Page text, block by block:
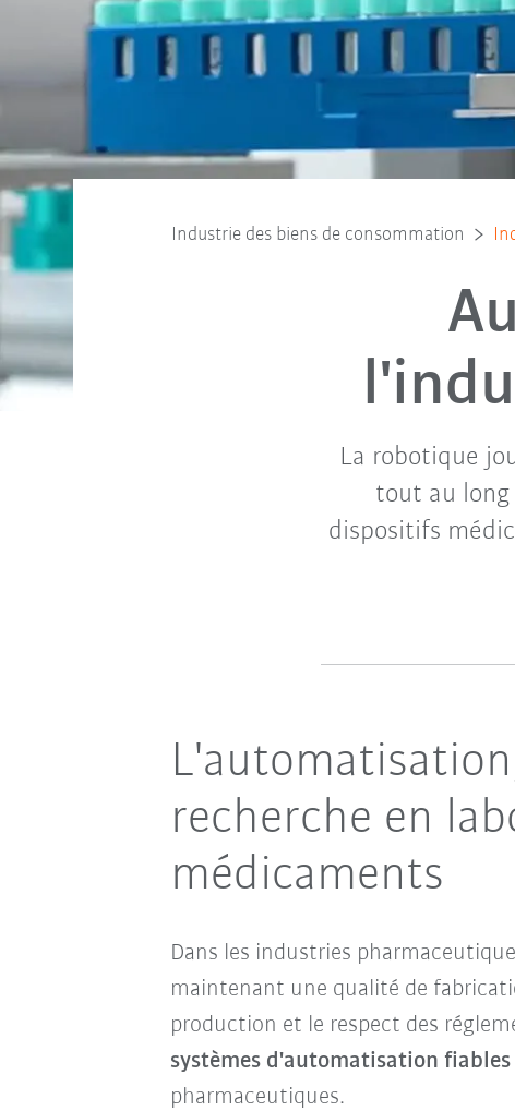
Industrie des biens de consommation
La robotique
tout au long
dispositifs
recherche en
médicaments
Dans les industries
maintenant une qualité de
production et le respect des
systèmes d'automatisation fiables
pharmaceutiques.